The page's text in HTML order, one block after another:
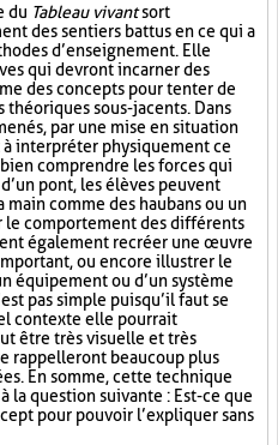
du Tableau vivantsort
des sentiers battus en ce qui a
d’enseignement. Elle
qui devront incarner des
des concepts pour tenter de
sous-jacents. Dans
par une mise en situation
interpréter physiquement ce
comprendre les forces qui
pont, les élèves peuvent
comme des haubans ou un
le comportement des différents
également recréer une œuvre
ou encore illustrer le
équipement ou d’un système
pas simple puisqu’il faut se
contexte elle pourrait
être très visuelle et très
rappelleront beaucoup plus
En somme, cette technique
la question suivante : Est-ce que
pour pouvoir l’expliquer sans